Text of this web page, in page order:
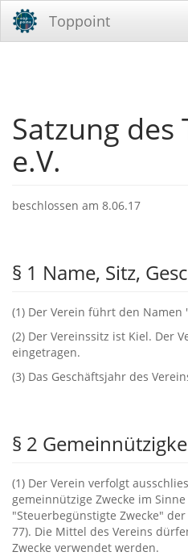
Toppoint
Satzung
e.V.
beschlossen am 8.06.17
§ ‬1‭ ‬Name,‭ ‬Sitz,‭
‭(‬1‭) ‬Der Verein führt den Namen‭
‭(‬2‭) ‬Der Vereinssitz ist Kiel.‭ ‬Der
eingetragen.
‭(‬3‭) ‬Das Geschäftsjahr des
§ ‬2‭
‭(‬1‭) ‬Der Verein verfolgt
gemeinnützige Zwecke im
"‬Steuerbegünstigte Zwecke‭"
‬77‭)‬.‭ ‬Die Mittel des Vereins
Zwecke verwendet werden.